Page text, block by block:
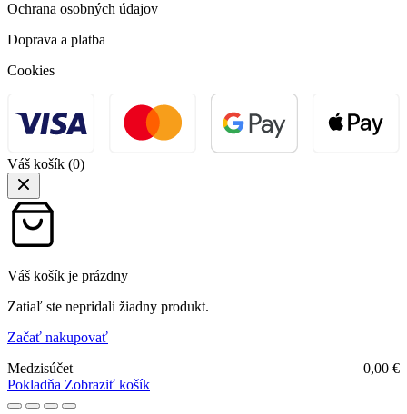
Ochrana osobných údajov
Doprava a platba
Cookies
Váš košík (0)
Váš košík je prázdny
Zatiaľ ste nepridali žiadny produkt.
Začať nakupovať
Medzisúčet
0,00 €
Pokladňa Zobraziť košík